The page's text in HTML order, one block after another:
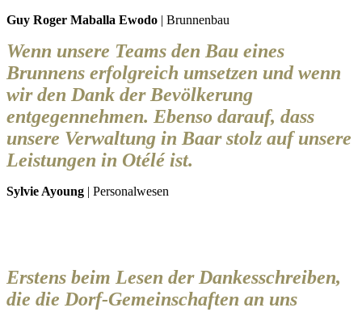
Guy Roger Maballa Ewodo | Brunnenbau
Wenn unsere Teams den Bau eines
Brunnens erfolgreich umsetzen und wenn
wir den Dank der Bevölkerung
entgegennehmen. Ebenso darauf, dass
unsere Verwaltung in Baar stolz auf unsere
Leistungen in Otélé ist.
Sylvie Ayoung | Personalwesen
Erstens beim Lesen der Dankesschreiben,
die die Dorf-Gemeinschaften an uns